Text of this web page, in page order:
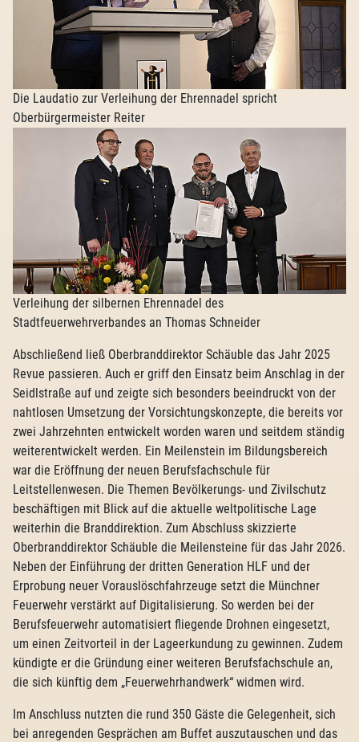
Die Laudatio zur Verleihung der Ehrennadel spricht
Oberbürgermeister Reiter
Verleihung der silbernen Ehrennadel des
Stadtfeuerwehrverbandes an Thomas Schneider
Abschließend ließ Oberbranddirektor Schäuble das Jahr 2025
Revue passieren. Auch er griff den Einsatz beim Anschlag in der
Seidlstraße auf und zeigte sich besonders beeindruckt von der
nahtlosen Umsetzung der Vorsichtungskonzepte, die bereits vor
zwei Jahrzehnten entwickelt worden waren und seitdem ständig
weiterentwickelt werden. Ein Meilenstein im Bildungsbereich
war die Eröffnung der neuen Berufsfachschule für
Leitstellenwesen. Die Themen Bevölkerungs- und Zivilschutz
beschäftigen mit Blick auf die aktuelle weltpolitische Lage
weiterhin die Branddirektion. Zum Abschluss skizzierte
Oberbranddirektor Schäuble die Meilensteine für das Jahr 2026.
Neben der Einführung der dritten Generation HLF und der
Erprobung neuer Vorauslöschfahrzeuge setzt die Münchner
Feuerwehr verstärkt auf Digitalisierung. So werden bei der
Berufsfeuerwehr automatisiert fliegende Drohnen eingesetzt,
um einen Zeitvorteil in der Lageerkundung zu gewinnen. Zudem
kündigte er die Gründung einer weiteren Berufsfachschule an,
die sich künftig dem „Feuerwehrhandwerk“ widmen wird.
Im Anschluss nutzten die rund 350 Gäste die Gelegenheit, sich
bei anregenden Gesprächen am Buffet auszutauschen und das